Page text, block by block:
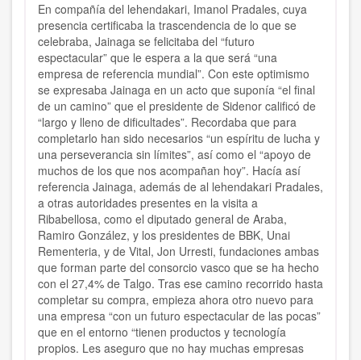
En compañía del lehendakari, Imanol Pradales, cuya
presencia certificaba la trascendencia de lo que se
celebraba, Jainaga se felicitaba del “futuro
espectacular” que le espera a la que será “una
empresa de referencia mundial”. Con este optimismo
se expresaba Jainaga en un acto que suponía “el final
de un camino” que el presidente de Sidenor calificó de
“largo y lleno de dificultades”. Recordaba que para
completarlo han sido necesarios “un espíritu de lucha y
una perseverancia sin límites”, así como el “apoyo de
muchos de los que nos acompañan hoy”. Hacía así
referencia Jainaga, además de al lehendakari Pradales,
a otras autoridades presentes en la visita a
Ribabellosa, como el diputado general de Araba,
Ramiro González, y los presidentes de BBK, Unai
Rementeria, y de Vital, Jon Urresti, fundaciones ambas
que forman parte del consorcio vasco que se ha hecho
con el 27,4% de Talgo. Tras ese camino recorrido hasta
completar su compra, empieza ahora otro nuevo para
una empresa “con un futuro espectacular de las pocas”
que en el entorno “tienen productos y tecnología
propios. Les aseguro que no hay muchas empresas